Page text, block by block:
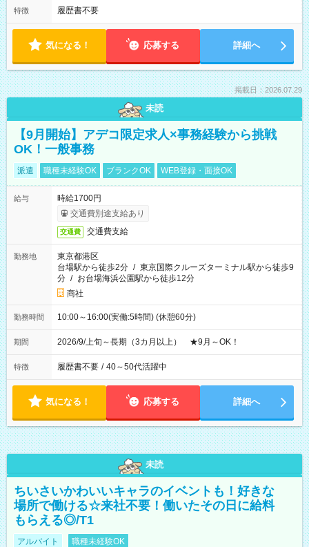
特徴 履歴書不要
気になる！ 応募する 詳細へ
掲載日：2026.07.29
未読
【9月開始】アデコ限定求人×事務経験から挑戦
OK！一般事務
派遣 職種未経験OK ブランクOK WEB登録・面接OK
給与
時給1700円
交通費別途支給あり
交通費 交通費支給
勤務地
東京都港区
台場駅から徒歩2分 / 東京国際クルーズターミナル駅から徒歩9
分 / お台場海浜公園駅から徒歩12分
商社
勤務時間 10:00～16:00(実働:5時間) (休憩60分)
期間 2026/9/上旬～長期（3カ月以上） ★9月～OK！
特徴 履歴書不要 / 40～50代活躍中
気になる！ 応募する 詳細へ
未読
ちいさいかわいいキャラのイベントも！好きな
場所で働ける☆来社不要！働いたその日に給料
もらえる◎/T1
アルバイト 職種未経験OK